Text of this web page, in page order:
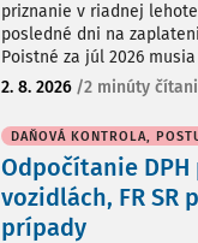
priznanie v riadnej
posledné dni na
Poistné za júl 2026
2. 8. 2026 /2 minúty
DAŇOVÁ KONTROLA,
Odpočítanie
vozidlách, FR SR
prípady